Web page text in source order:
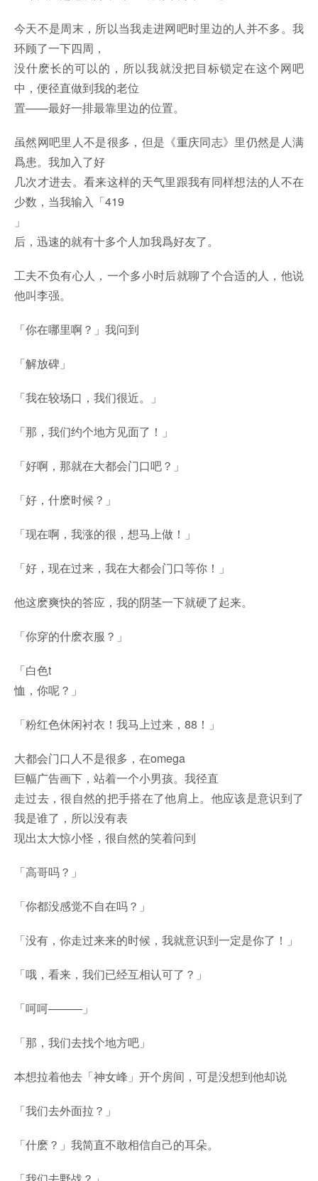
今天不是周末，所以当我走进网吧时里边的人并不多。我
环顾了一下四周，
没什麽长的可以的，所以我就没把目标锁定在这个网吧
中，便径直做到我的老位
置——最好一排最靠里边的位置。
虽然网吧里人不是很多，但是《重庆同志》里仍然是人满
爲患。我加入了好
几次才进去。看来这样的天气里跟我有同样想法的人不在
少数，当我输入「419
」
后，迅速的就有十多个人加我爲好友了。
工夫不负有心人，一个多小时后就聊了个合适的人，他说
他叫李强。
「你在哪里啊？」我问到
「解放碑」
「我在较场口，我们很近。」
「那，我们约个地方见面了！」
「好啊，那就在大都会门口吧？」
「好，什麽时候？」
「现在啊，我涨的很，想马上做！」
「好，现在过来，我在大都会门口等你！」
他这麽爽快的答应，我的阴茎一下就硬了起来。
「你穿的什麽衣服？」
「白色t
恤，你呢？」
「粉红色休闲衬衣！我马上过来，88！」
大都会门口人不是很多，在omega
巨幅广告画下，站着一个小男孩。我径直
走过去，很自然的把手搭在了他肩上。他应该是意识到了
我是谁了，所以没有表
现出太大惊小怪，很自然的笑着问到
「高哥吗？」
「你都没感觉不自在吗？」
「没有，你走过来来的时候，我就意识到一定是你了！」
「哦，看来，我们已经互相认可了？」
「呵呵———」
「那，我们去找个地方吧」
本想拉着他去「神女峰」开个房间，可是没想到他却说
「我们去外面拉？」
「什麽？」我简直不敢相信自己的耳朵。